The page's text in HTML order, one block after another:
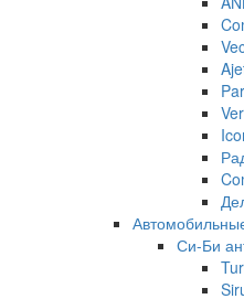
Си-Би